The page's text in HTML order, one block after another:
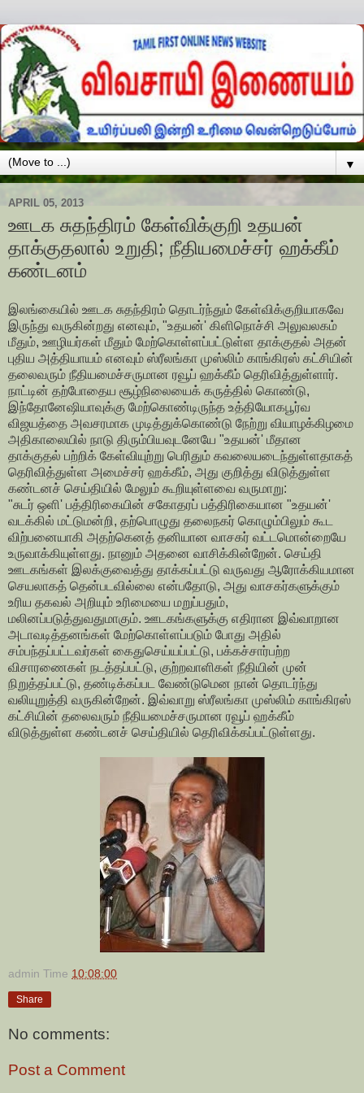
▼
APRIL 05, 2013
ஊடக சுதந்திரம் கேள்விக்குறி உதயன்
தாக்குதலால் உறுதி; நீதியமைச்சர் ஹக்கீம்
கண்டனம்
இலங்கையில் ஊடக சுதந்திரம் தொடர்ந்தும் கேள்விக்குறியாகவே
இருந்து வருகின்றது எனவும், "உதயன்' கிளிநொச்சி அலுவலகம்
மீதும், ஊழியர்கள் மீதும் மேற்கொள்ளப்பட்டுள்ள தாக்குதல் அதன்
புதிய அத்தியாயம் எனவும் ஸ்ரீலங்கா முஸ்லிம் காங்கிரஸ் கட்சியின்
தலைவரும் நீதியமைச்சருமான ரவூப் ஹக்கீம் தெரிவித்துள்ளார்.
நாட்டின் தற்போதைய சூழ்நிலையைக் கருத்தில் கொண்டு,
இந்தோனேஷியாவுக்கு மேற்கொண்டிருந்த உத்தியோகபூர்வ
விஜயத்தை அவசரமாக முடித்துக்கொண்டு நேற்று வியாழக்கிழமை
அதிகாலையில் நாடு திரும்பியவுடனேயே "உதயன்' மீதான
தாக்குதல் பற்றிக் கேள்வியுற்று பெரிதும் கவலையடைந்துள்ளதாகத்
தெரிவித்துள்ள அமைச்சர் ஹக்கீம், அது குறித்து விடுத்துள்ள
கண்டனச் செய்தியில் மேலும் கூறியுள்ளவை வருமாறு:
"சுடர் ஒளி' பத்திரிகையின் சகோதரப் பத்திரிகையான "உதயன்'
வடக்கில் மட்டுமன்றி, தற்பொழுது தலைநகர் கொழும்பிலும் கூட
விற்பனையாகி அதற்கெனத் தனியான வாசகர் வட்டமொன்றையே
உருவாக்கியுள்ளது. நானும் அதனை வாசிக்கின்றேன். செய்தி
ஊடகங்கள் இலக்குவைத்து தாக்கப்பட்டு வருவது ஆரோக்கியமான
செயலாகத் தென்படவில்லை என்பதோடு, அது வாசகர்களுக்கும்
உரிய தகவல் அறியும் உரிமையை மறுப்பதும்,
மலினப்படுத்துவதுமாகும். ஊடகங்களுக்கு எதிரான இவ்வாறான
அடாவடித்தனங்கள் மேற்கொள்ளப்படும் போது அதில்
சம்பந்தப்பட்டவர்கள் கைதுசெய்யப்பட்டு, பக்கச்சார்பற்ற
விசாரணைகள் நடத்தப்பட்டு, குற்றவாளிகள் நீதியின் முன்
நிறுத்தப்பட்டு, தண்டிக்கப்பட வேண்டுமென நான் தொடர்ந்து
வலியுறுத்தி வருகின்றேன். இவ்வாறு ஸ்ரீலங்கா முஸ்லிம் காங்கிரஸ்
கட்சியின் தலைவரும் நீதியமைச்சருமான ரவூப் ஹக்கீம்
விடுத்துள்ள கண்டனச் செய்தியில் தெரிவிக்கப்பட்டுள்ளது.
admin Time 10:08:00
Share
No comments:
Post a Comment